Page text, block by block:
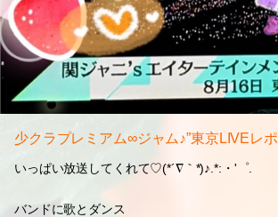
少クラプレミアム∞ジャム♪”東京LIVEレポ
いっぱい放送してくれて♡(*´∇｀*)♪.*:・'゜.
バンドに歌とダンス